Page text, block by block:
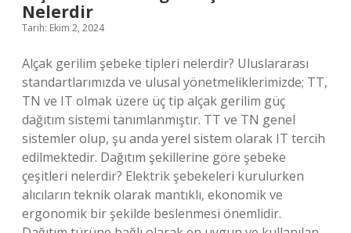
Nelerdir
Tarih: Ekim 2, 2024
Alçak gerilim şebeke tipleri nelerdir? Uluslararası
standartlarımızda ve ulusal yönetmeliklerimizde; TT,
TN ve IT olmak üzere üç tip alçak gerilim güç
dağıtım sistemi tanımlanmıştır. TT ve TN genel
sistemler olup, şu anda yerel sistem olarak IT tercih
edilmektedir. Dağıtım şekillerine göre şebeke
çeşitleri nelerdir? Elektrik şebekeleri kurulurken
alıcıların teknik olarak mantıklı, ekonomik ve
ergonomik bir şekilde beslenmesi önemlidir.